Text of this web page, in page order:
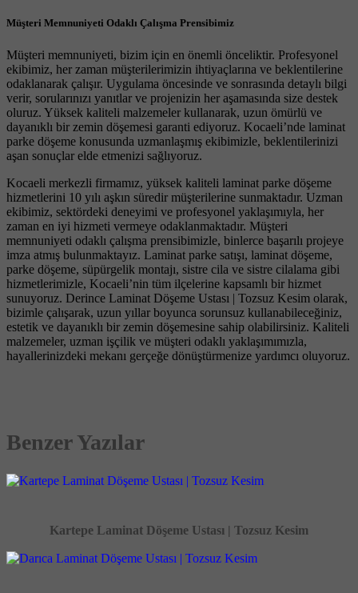
Müşteri Memnuniyeti Odaklı Çalışma Prensibimiz
Müşteri memnuniyeti, bizim için en önemli önceliktir. Profesyonel
ekibimiz, her zaman müşterilerimizin ihtiyaçlarına ve beklentilerine
odaklanarak çalışır. Uygulama öncesinde ve sonrasında detaylı bilgi
verir, sorularınızı yanıtlar ve projenizin her aşamasında size destek
oluruz. Yüksek kaliteli malzemeler kullanarak, uzun ömürlü ve
dayanıklı bir zemin döşemesi garanti ediyoruz. Kocaeli’nde laminat
parke döşeme konusunda uzmanlaşmış ekibimizle, beklentilerinizi
aşan sonuçlar elde etmenizi sağlıyoruz.
Kocaeli merkezli firmamız, yüksek kaliteli laminat parke döşeme
hizmetlerini 10 yılı aşkın süredir müşterilerine sunmaktadır. Uzman
ekibimiz, sektördeki deneyimi ve profesyonel yaklaşımıyla, her
zaman en iyi hizmeti vermeye odaklanmaktadır. Müşteri
memnuniyeti odaklı çalışma prensibimizle, binlerce başarılı projeye
imza atmış bulunmaktayız. Laminat parke satışı, laminat döşeme,
parke döşeme, süpürgelik montajı, sistre cila ve sistre cilalama gibi
hizmetlerimizle, Kocaeli’nin tüm ilçelerine kapsamlı bir hizmet
sunuyoruz. Derince Laminat Döşeme Ustası | Tozsuz Kesim olarak,
bizimle çalışarak, uzun yıllar boyunca sorunsuz kullanabileceğiniz,
estetik ve dayanıklı bir zemin döşemesine sahip olabilirsiniz. Kaliteli
malzemeler, uzman işçilik ve müşteri odaklı yaklaşımımızla,
hayallerinizdeki mekanı gerçeğe dönüştürmenize yardımcı oluyoruz.
Benzer Yazılar
Kartepe Laminat Döşeme Ustası | Tozsuz Kesim